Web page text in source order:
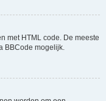
met HTML code. De meeste
BBCode mogelijk.